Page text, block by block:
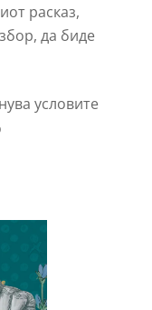
расказ,
да биде
условите